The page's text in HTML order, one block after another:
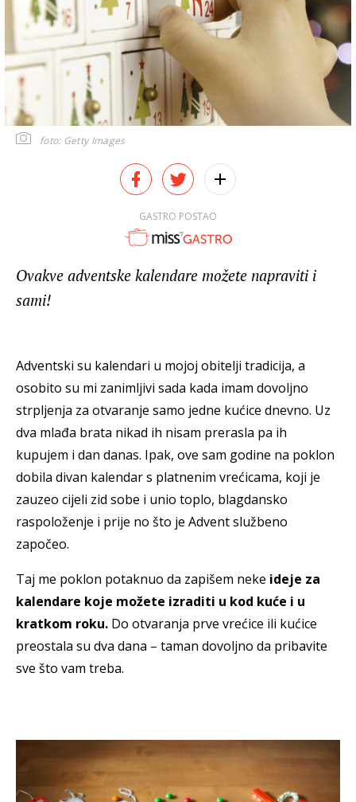
foto: Getty Images
GASTRO POSTAO
Ovakve adventske kalendare možete napraviti i
sami!
Adventski su kalendari u mojoj obitelji tradicija, a
osobito su mi zanimljivi sada kada imam dovoljno
strpljenja za otvaranje samo jedne kućice dnevno. Uz
dva mlađa brata nikad ih nisam prerasla pa ih
kupujem i dan danas. Ipak, ove sam godine na poklon
dobila divan kalendar s platnenim vrećicama, koji je
zauzeo cijeli zid sobe i unio toplo, blagdansko
raspoloženje i prije no što je Advent službeno
započeo.
Taj me poklon potaknuo da zapišem neke ideje za
kalendare koje možete izraditi u kod kuće i u
kratkom roku. Do otvaranja prve vrećice ili kućice
preostala su dva dana – taman dovoljno da pribavite
sve što vam treba.